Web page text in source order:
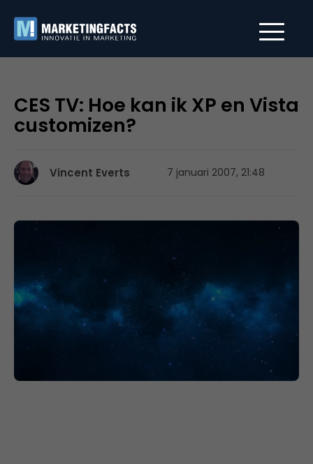
CES TV: Hoe kan ik XP en Vista
customizen?
Vincent Everts 7 januari 2007, 21:48